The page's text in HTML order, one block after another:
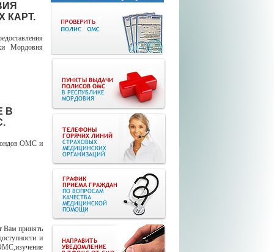
КАРТ.
Мордовия
В
ОМС и
Вам принять
и